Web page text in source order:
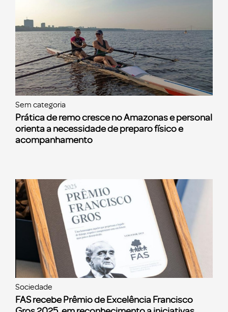
Sem categoria
Prática de remo cresce no Amazonas e personal
orienta a necessidade de preparo físico e
acompanhamento
Sociedade
FAS recebe Prêmio de Excelência Francisco